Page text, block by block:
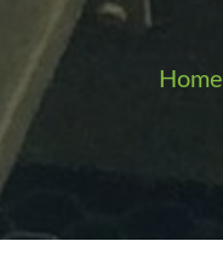
Home